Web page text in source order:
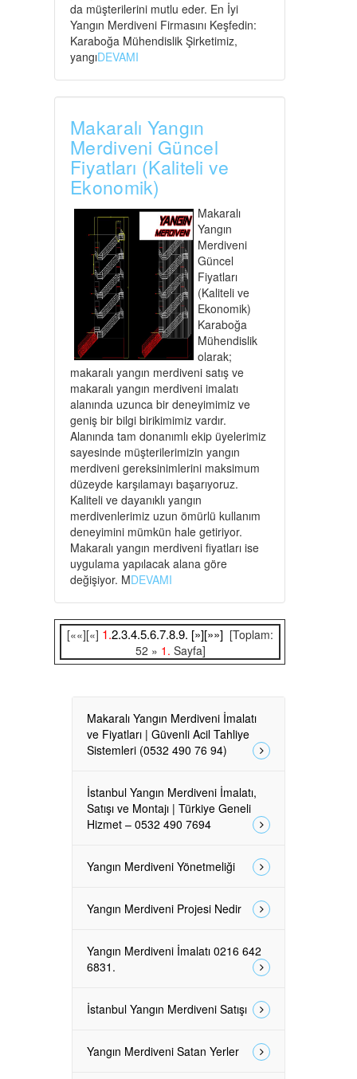
da müşterilerini mutlu eder. En İyi
Yangın Merdiveni Firmasını Keşfedin:
Karaboğa Mühendislik Şirketimiz,
yangıDEVAMI
Makaralı Yangın
Merdiveni Güncel
Fiyatları (Kaliteli ve
Ekonomik)
Makaralı
Yangın
Merdiveni
Güncel
Fiyatları
(Kaliteli ve
Ekonomik)
Karaboğa
Mühendislik
olarak;
makaralı yangın merdiveni satış ve
makaralı yangın merdiveni imalatı
alanında uzunca bir deneyimimiz ve
geniş bir bilgi birikimimiz vardır.
Alanında tam donanımlı ekip üyelerimiz
sayesinde müşterilerimizin yangın
merdiveni gereksinimlerini maksimum
düzeyde karşılamayı başarıyoruz.
Kaliteli ve dayanıklı yangın
merdivenlerimiz uzun ömürlü kullanım
deneyimini mümkün hale getiriyor.
Makaralı yangın merdiveni fiyatları ise
uygulama yapılacak alana göre
değişiyor. MDEVAMI
[««][«] 1.2.3.4.5.6.7.8.9. [»][»»] [Toplam:
52 » 1. Sayfa]
Makaralı Yangın Merdiveni İmalatı
ve Fiyatları | Güvenli Acil Tahliye
Sistemleri (0532 490 76 94)
İstanbul Yangın Merdiveni İmalatı,
Satışı ve Montajı | Türkiye Geneli
Hizmet – 0532 490 7694
Yangın Merdiveni Yönetmeliği
Yangın Merdiveni Projesi Nedir
Yangın Merdiveni İmalatı 0216 642
6831.
İstanbul Yangın Merdiveni Satışı
Yangın Merdiveni Satan Yerler